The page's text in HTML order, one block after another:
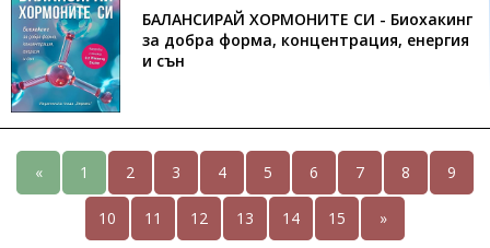
БАЛАНСИРАЙ ХОРМОНИТЕ СИ - Биохакинг
за добра форма, концентрация, енергия
и сън
« 1 2 3 4 5 6 7 8 9
10 11 12 13 14 15 »